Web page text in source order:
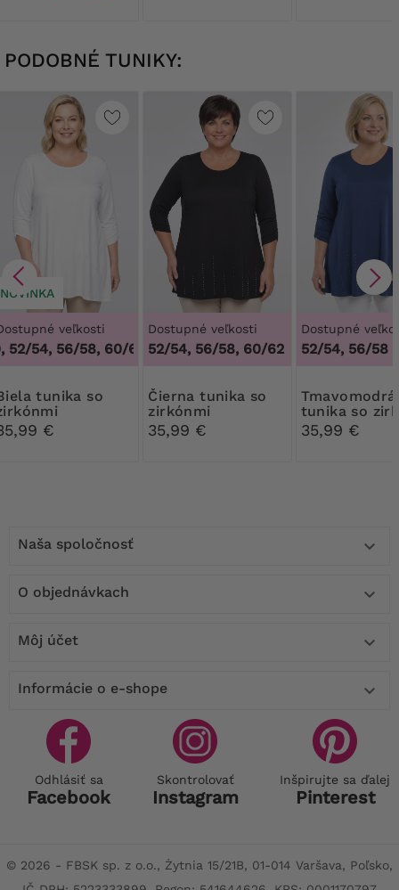
PODOBNÉ TUNIKY:
NOVINKA
veľkosti
54, 56/58, 60/62 48/50, 52/54, 56/58, 60/62
so
€
Dostupné veľkosti
52/54, 56/58, 60/62
Čierna tunika so
zirkónmi
35,99 €
Dostupné
52/54, 56/58
Tmavomodrá
tunika so
35,99 €
Naša spoločnosť 
O objednávkach 
Môj účet 
Informácie o e-shope 
Odhlásiť sa
Facebook
Skontrolovať
Instagram
Inšpirujte sa ďalej
Pinterest
© 2026 - FBSK sp. z o.o., Żytnia 15/21B, 01-014 Varšava, Poľsko,